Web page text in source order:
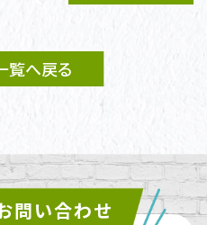
覧へ戻る
問い合わせ